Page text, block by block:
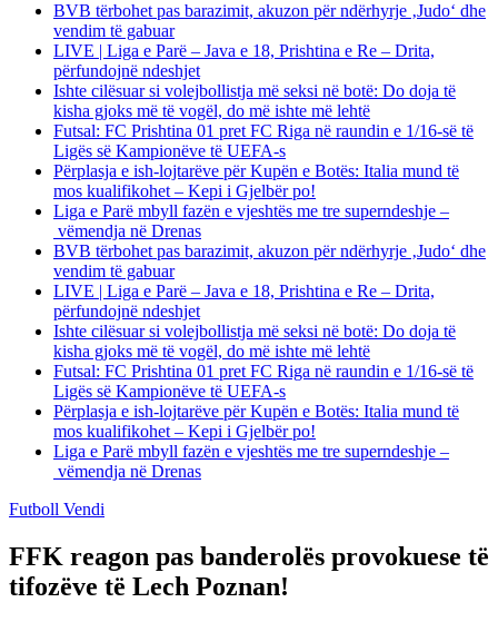
BVB tërbohet pas barazimit, akuzon për ndërhyrje ‚Judo‘ dhe
vendim të gabuar
LIVE | Liga e Parë – Java e 18, Prishtina e Re – Drita,
përfundojnë ndeshjet
Ishte cilësuar si volejbollistja më seksi në botë: Do doja të
kisha gjoks më të vogël, do më ishte më lehtë
Futsal: FC Prishtina 01 pret FC Riga në raundin e 1/16-së të
Ligës së Kampionëve të UEFA-s
Përplasja e ish-lojtarëve për Kupën e Botës: Italia mund të
mos kualifikohet – Kepi i Gjelbër po!
Liga e Parë mbyll fazën e vjeshtës me tre superndeshje –
vëmendja në Drenas
BVB tërbohet pas barazimit, akuzon për ndërhyrje ‚Judo‘ dhe
vendim të gabuar
LIVE | Liga e Parë – Java e 18, Prishtina e Re – Drita,
përfundojnë ndeshjet
Ishte cilësuar si volejbollistja më seksi në botë: Do doja të
kisha gjoks më të vogël, do më ishte më lehtë
Futsal: FC Prishtina 01 pret FC Riga në raundin e 1/16-së të
Ligës së Kampionëve të UEFA-s
Përplasja e ish-lojtarëve për Kupën e Botës: Italia mund të
mos kualifikohet – Kepi i Gjelbër po!
Liga e Parë mbyll fazën e vjeshtës me tre superndeshje –
vëmendja në Drenas
Futboll Vendi
FFK reagon pas banderolës provokuese të
tifozëve të Lech Poznan!